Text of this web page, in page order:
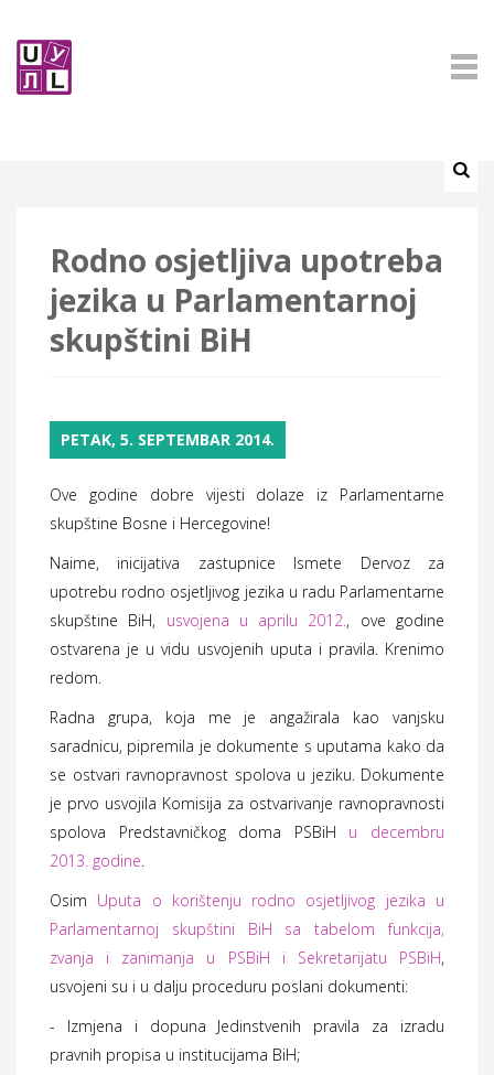
Rodno osjetljiva upotreba
jezika u Parlamentarnoj
skupštini BiH
PETAK, 5. SEPTEMBAR 2014.
Ove godine dobre vijesti dolaze iz Parlamentarne
skupštine Bosne i Hercegovine!
Naime, inicijativa zastupnice Ismete Dervoz za
upotrebu rodno osjetljivog jezika u radu Parlamentarne
skupštine BiH, usvojena u aprilu 2012., ove godine
ostvarena je u vidu usvojenih uputa i pravila. Krenimo
redom.
Radna grupa, koja me je angažirala kao vanjsku
saradnicu, pipremila je dokumente s uputama kako da
se ostvari ravnopravnost spolova u jeziku. Dokumente
je prvo usvojila Komisija za ostvarivanje ravnopravnosti
spolova Predstavničkog doma PSBiH u decembru
2013. godine.
Osim Uputa o korištenju rodno osjetljivog jezika u
Parlamentarnoj skupštini BiH sa tabelom funkcija,
zvanja i zanimanja u PSBiH i Sekretarijatu PSBiH,
usvojeni su i u dalju proceduru poslani dokumenti:
- Izmjena i dopuna Jedinstvenih pravila za izradu
pravnih propisa u institucijama BiH;